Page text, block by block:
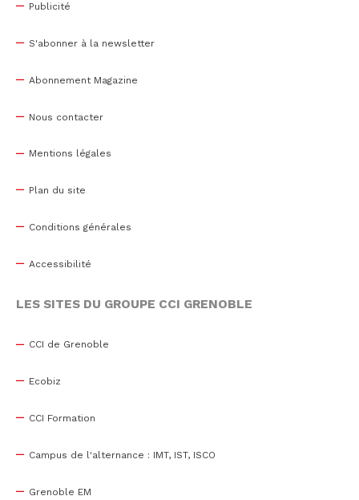
Publicité
S'abonner à la newsletter
Abonnement Magazine
Nous contacter
Mentions légales
Plan du site
Conditions générales
Accessibilité
LES SITES DU GROUPE CCI GRENOBLE
CCI de Grenoble
Ecobiz
CCI Formation
Campus de l'alternance : IMT, IST, ISCO
Grenoble EM